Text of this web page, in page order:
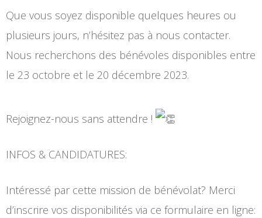
Que vous soyez disponible quelques heures ou
plusieurs jours, n’hésitez pas à nous contacter.
Nous recherchons des bénévoles disponibles entre
le 23 octobre et le 20 décembre 2023.
Rejoignez-nous sans attendre !
INFOS & CANDIDATURES:
Intéressé par cette mission de bénévolat? Merci
d’inscrire vos disponibilités via ce formulaire en ligne: